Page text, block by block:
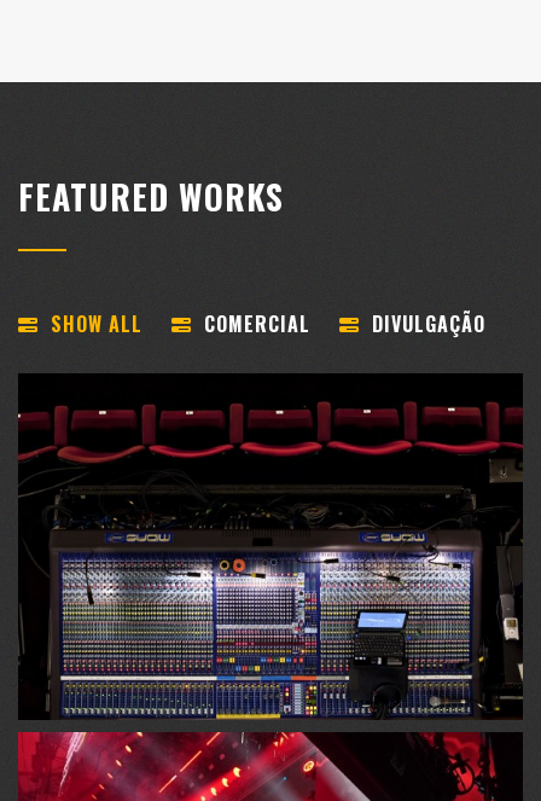
FEATURED WORKS
SHOW ALL COMERCIAL DIVULGAÇÃO
SISTEMAS DE SOM
Para Shows, Teatros, Palestras, Feiras, Convenções,
Festas, Provas esportivas, Rodeios, Bailes, Som...